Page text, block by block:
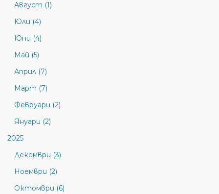
Август (1)
Юли (4)
Юни (4)
Май (5)
Април (7)
Март (7)
Февруари (2)
Януари (2)
2025
Декември (3)
Ноември (2)
Октомври (6)